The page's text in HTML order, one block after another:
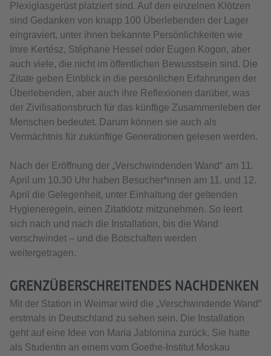
Plexiglasgerüst platziert sind. Auf den einzelnen Klötzen
sind Gedanken von knapp 100 Überlebenden der Lager
eingraviert, unter ihnen bekannte Persönlichkeiten wie
Imre Kertész, Stéphane Hessel oder Eugen Kogon, aber
auch viele, die nicht im öffentlichen Bewusstsein sind. Die
Zitate geben Einblick in die persönlichen Erfahrungen der
Überlebenden, aber auch ihre Reflexionen darüber, was
der Zivilisationsbruch für das künftige Zusammenleben der
Menschen bedeutet. Darum können sie auch als
Vermächtnis für zukünftige Generationen gelesen werden.
Nach der Eröffnung der „Verschwindenden Wand“ am 11.
April um 10.30 Uhr haben Besucher*innen am 11. und 12.
April die Gelegenheit, unter Einhaltung der geltenden
Hygieneregeln, einen Zitatklotz mitzunehmen. So leert
sich nach und nach die Installation, bis die Wand
verschwindet – und die Botschaften werden
weitergetragen.
GRENZÜBERSCHREITENDES NACHDENKEN
Mit der Station in Weimar wird die „Verschwindende Wand“
erstmals in Deutschland zu sehen sein. Die Installation
geht auf eine Idee von Maria Jablonina zurück. Sie hatte
als Studentin an einem vom Goethe-Institut Moskau